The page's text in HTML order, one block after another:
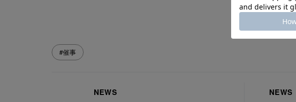
#催事
NEWS NEWS